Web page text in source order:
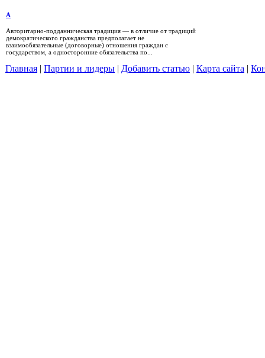
A
Авторитарно-подданническая традиция — в отличие от традиций
демократического гражданства предполагает не
взаимообязательные (договорные) отношения граждан с
государством, а односторонние обязательства по...
Главная | Партии и лидеры | Добавить статью | Карта сайта |